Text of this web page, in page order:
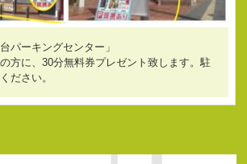
パーキングセンター」
方に、30分無料券プレゼント致します。駐
ださい。